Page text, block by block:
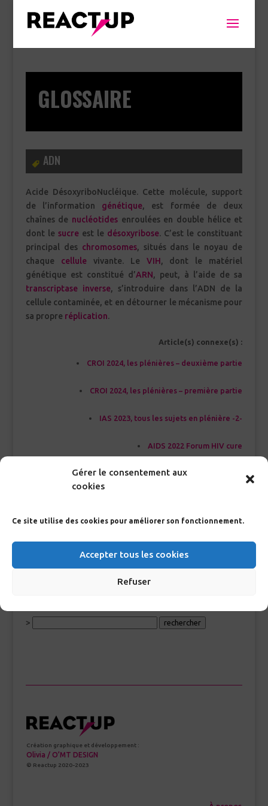
Gérer le consentement aux
cookies
Ce site utilise des cookies pour améliorer son fonctionnement.
Accepter tous les cookies
Refuser
GLOSSAIRE
ADN
Acide DésoxyriboNucléique. Cette molécule, support
de l’information génétique, est formée de deux
chaînes de nucléotidesenroulées en double hélice et
dont le sucreest le désoxyribose. C’est le constituant
principal des chromosomes, situés dans le noyau de
chaque cellulevivante. Le VIH, dont le matériel
génétique est constitué d’ARN, peut, à l’aide de sa
transcriptase inverse, s’introduire dans l’ADN de la
cellule contaminée, et en détourner le mécanisme pour
sa propre réplication.
Article(s) connexe(s) :
CROI 2024, les plénières – deuxième partie
CROI 2024, les plénières – première partie
IAS 2023, tous les sujets en plénière -2-
AIDS 2022 Forum HIV cure
CROI 2022 – Première partie
>
Création graphique et développement :
Olivia / O’MT DESIGN
© Reactup 2020-2023